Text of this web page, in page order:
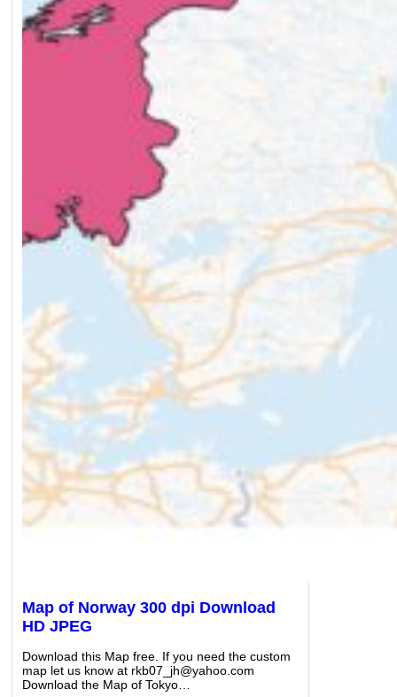
Map of Norway 300 dpi Download
HD JPEG
Download this Map free. If you need the custom
map let us know at rkb07_jh@yahoo.com
Download the Map of Tokyo…